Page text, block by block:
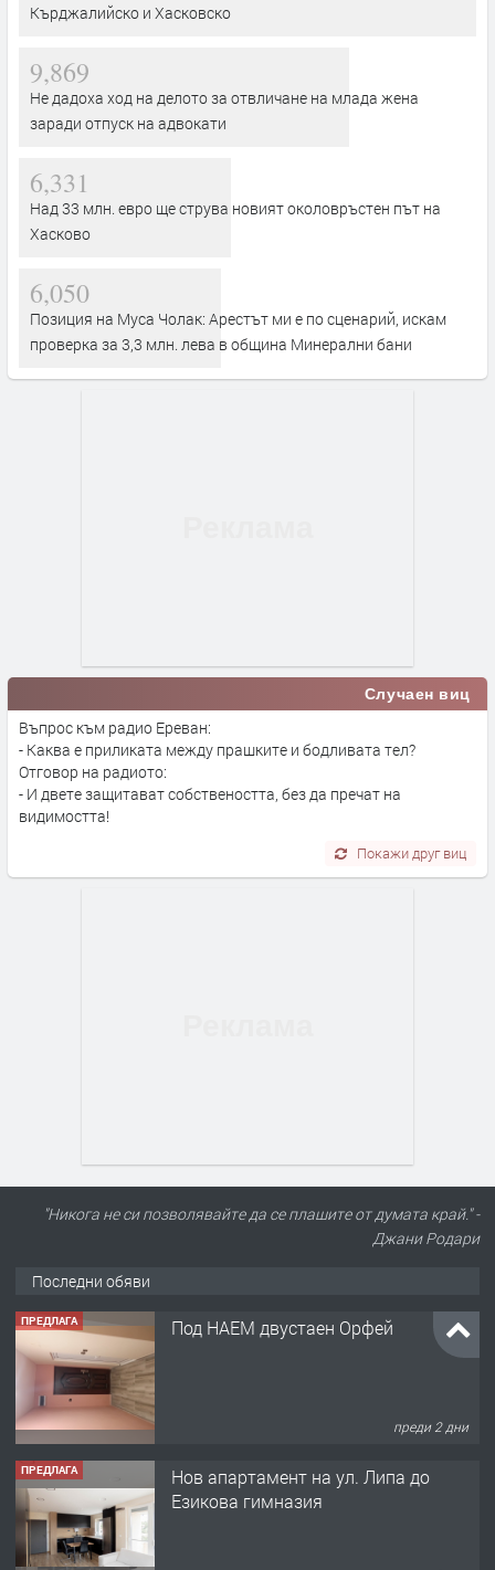
Кърджалийско и Хасковско
9,869
Не дадоха ход на делото за отвличане на млада жена
заради отпуск на адвокати
6,331
Над 33 млн. евро ще струва новият околовръстен път на
Хасково
6,050
Позиция на Муса Чолак: Арестът ми е по сценарий, искам
проверка за 3,3 млн. лева в община Минерални бани
Случаен виц
Въпрос към радио Ереван:
- Каква е приликата между прашките и бодливата тел?
Отговор на радиото:
- И двете защитават собствеността, без да пречат на
видимостта!
Покажи друг виц
"Никога не си позволявайте да се плашите от думата край." -
Джани Родари
Последни обяви
ПРЕДЛАГА Под НАЕМ двустаен Орфей
преди 2 дни
ПРЕДЛАГА
Нов апартамент на ул. Липа до
Езикова гимназия